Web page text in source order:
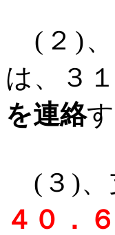
( ２ )
は、３
を連絡す
( ３ )
４０．